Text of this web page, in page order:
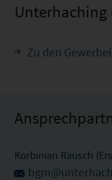
Unterhaching
Zu den
Korbinian Rausch